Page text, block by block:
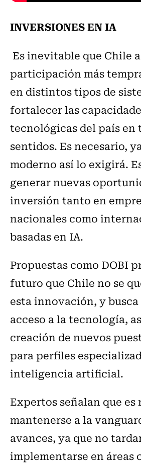
INVERSIONES EN IA
Es inevitable que Chile
participación más
en distintos tipos de
fortalecer las
tecnológicas del país en
sentidos. Es necesario,
moderno así lo exigirá.
generar nuevas
inversión tanto en
nacionales como
basadas en IA.
Propuestas como DOBI
futuro que Chile no se
esta innovación, y
acceso a la tecnología,
creación de nuevos
para perfiles
inteligencia artificial.
Expertos señalan que es
mantenerse a la
avances, ya que no
implementarse en áreas